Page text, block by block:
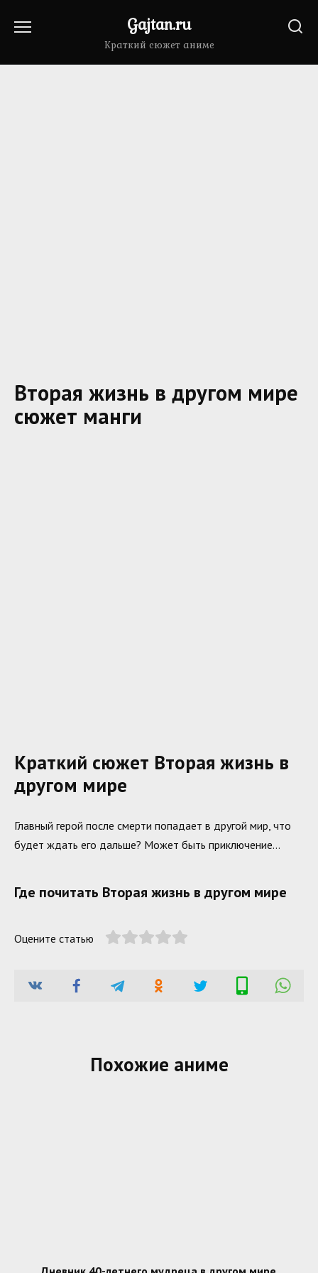
Gajtan.ru
Краткий сюжет аниме
Вторая жизнь в другом мире
сюжет манги
Краткий сюжет Вторая жизнь в
другом мире
Главный герой после смерти попадает в другой мир, что
будет ждать его дальше? Может быть приключение…
Где почитать Вторая жизнь в другом мире
Оцените статью
Похожие аниме